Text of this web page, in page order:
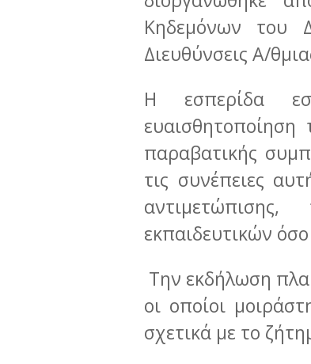
Κηδεμόνων του
Διευθύνσεις Α/
Η εσπερίδα
ευαισθητοποίηση
παραβατικής
τις συνέπειες
εκπαιδευτικών
Την εκδήλωση
οι οποίοι
σχετικά με το